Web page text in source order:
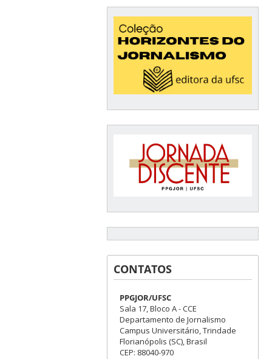
CONTATOS
PPGJOR/UFSC
Sala 17, Bloco A - CCE
Departamento de Jornalismo
Campus Universitário, Trindade
Florianópolis (SC), Brasil
CEP: 88040-970